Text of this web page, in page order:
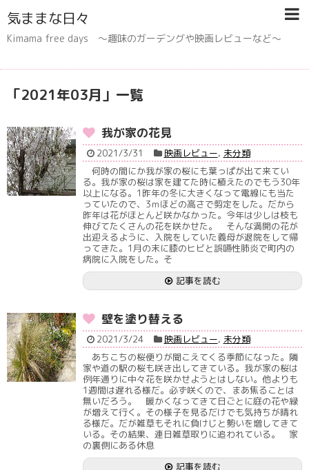
気ままな日々
Kimama free days 〜趣味のガーデングや映画レビューなど〜
「2021年03月 」 一覧
我が家の花見
2021/3/31 映画レビュー, 未分類
何時の間にか我が家の桜にも葉っぱが出て来てい
る。我が家の桜は家を建てた時に植えたのでもう30年
以上になる。1昨年の冬に大きくなって電線にも当た
っていたので、3ｍほどの高さで剪定をした。だから
昨年は花がほとんど咲かなかった。今年は少しは枝も
伸びてたくさんの花を咲かせた。 そんな満開の花が
出迎えるように、入院をしていた義母が退院をして帰
ってきた。1月の末に膝のヒビと誤嚥性肺炎で町内の
病院に入院をした。そ
記事を読む
壁を塗り替える
2021/3/24 映画レビュー, 未分類
あちこちの桜便りが聞こえてくる季節になった。隣
家や道の駅の桜も咲き出してきている。我が家の桜は
例年通りに中々花を咲かせようとはしない。他よりも
1週間は遅れる様だ。必ず咲くので、まあ焦ることは
無いだろう。 暖かくなってきて日ごとに庭の花や緑
が増えて行く。その様子を見るだけでも気持ちが晴れ
る様だ。だが雑草もそれに負けじと勢いを増してきて
いる。その結果、連日雑草取りに追われている。 家
の裏側にある休息
記事を読む